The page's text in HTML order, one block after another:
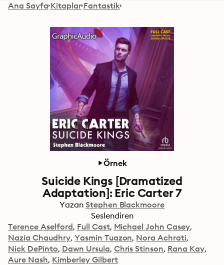
Ana Sayfa Kitaplar Fantastik
Örnek
Suicide Kings [Dramatized
Adaptation]: Eric Carter 7
Yazan Stephen Blackmoore
Seslendiren
Terence Aselford Full Cast Michael John Casey
Nazia Chaudhry Yasmin Tuazon Nora Achrati
Nick DePinto Dawn Ursula Chris Stinson Rana Kay
Aure Nash Kimberley Gilbert